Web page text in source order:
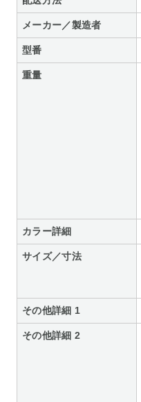
メーカー／製造者
型番
重量
カラー詳細
サイズ／寸法
その他詳細 1
その他詳細 2